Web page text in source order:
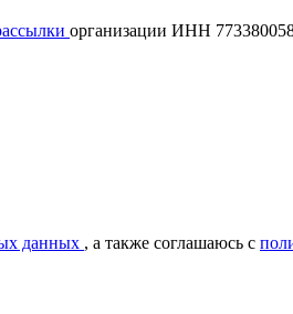
организации ИНН
данных , а также соглашаюсь с